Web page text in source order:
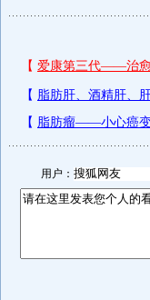
用户：